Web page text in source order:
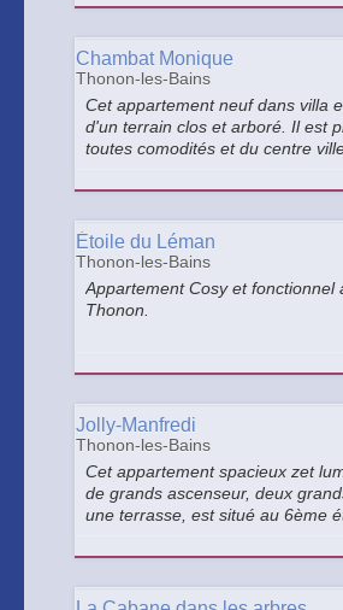
du centre du village
Chambat Monique
Thonon-les-Bains
Cet appartement neuf dans villa
d'un terrain clos et arboré. Il est
toutes comodités et du centre
Étoile du Léman
Thonon-les-Bains
Appartement Cosy et fonctionnel
Thonon.
Jolly-Manfredi
Thonon-les-Bains
Cet appartement spacieux zet
de grands ascenseur, deux
une terrasse, est situé au 6ème
Canapé convertible si besoin.